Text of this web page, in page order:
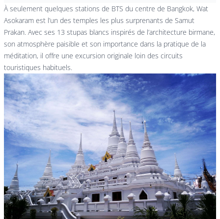
À seulement quelques stations de BTS du centre de Bangkok, Wat
Asokaram est l’un des temples les plus surprenants de Samut
Prakan. Avec ses 13 stupas blancs inspirés de l’architecture birmane,
son atmosphère paisible et son importance dans la pratique de la
méditation, il offre une excursion originale loin des circuits
touristiques habituels.